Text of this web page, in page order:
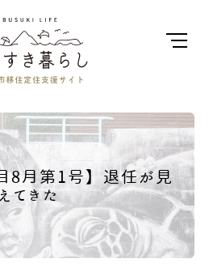
8月第1号】退任が見
えてきた